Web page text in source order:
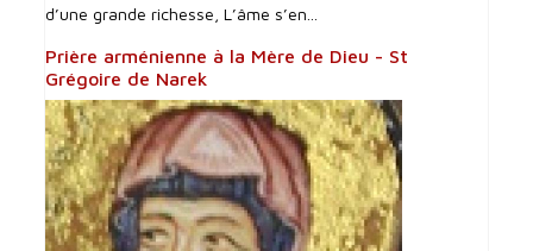
d’une grande richesse, L’âme s’en...
Prière arménienne à la Mère de Dieu - St
Grégoire de Narek